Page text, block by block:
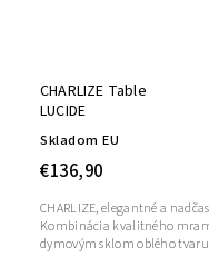
CHARLIZE Table
LUCIDE
Skladom EU
€136,90
CHARLIZE, elegantné a
Kombinácia kvalitného
dymovým sklom oblého tvaru